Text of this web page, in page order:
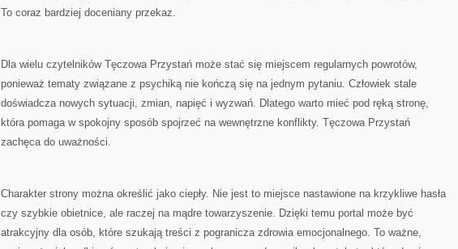
To coraz bardziej doceniany przekaz.
Dla wielu czytelników Tęczowa Przystań może stać się miejscem regularnych powrotów,
ponieważ tematy związane z psychiką nie kończą się na jednym pytaniu. Człowiek stale
doświadcza nowych sytuacji, zmian, napięć i wyzwań. Dlatego warto mieć pod ręką stronę,
która pomaga w spokojny sposób spojrzeć na wewnętrzne konflikty. Tęczowa Przystań
zachęca do uważności.
Charakter strony można określić jako ciepły. Nie jest to miejsce nastawione na krzykliwe hasła
czy szybkie obietnice, ale raczej na mądre towarzyszenie. Dzięki temu portal może być
atrakcyjny dla osób, które szukają treści z pogranicza zdrowia emocjonalnego. To ważne,